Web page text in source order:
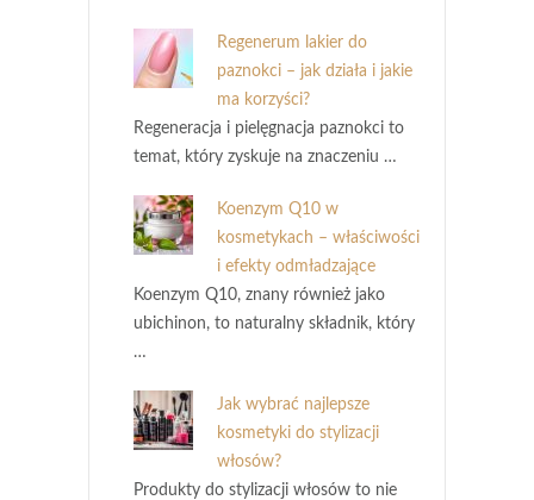
Regenerum lakier do
paznokci – jak działa i jakie
ma korzyści?
Regeneracja i pielęgnacja paznokci to
temat, który zyskuje na znaczeniu …
Koenzym Q10 w
kosmetykach – właściwości
i efekty odmładzające
Koenzym Q10, znany również jako
ubichinon, to naturalny składnik, który
…
Jak wybrać najlepsze
kosmetyki do stylizacji
włosów?
Produkty do stylizacji włosów to nie